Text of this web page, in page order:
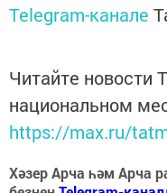
Telegram-канале
Читайте новости
национальном
https://max.ru/
Хәзер Арча һәм Арча